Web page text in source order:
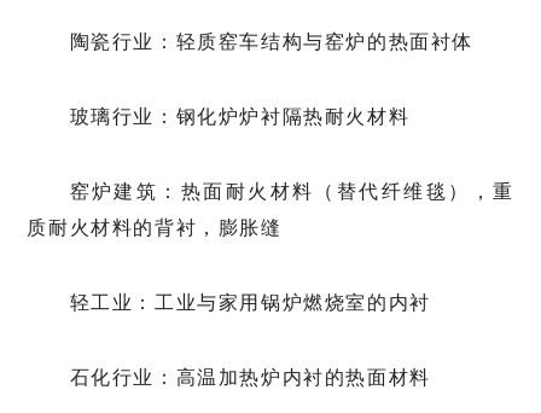
陶瓷行业：轻质窑车结构与窑炉的热面衬体
玻璃行业：钢化炉炉衬隔热耐火材料
窑炉建筑：热面耐火材料（替代纤维毯），重
质耐火材料的背衬，膨胀缝
轻工业：工业与家用锅炉燃烧室的内衬
石化行业：高温加热炉内衬的热面材料